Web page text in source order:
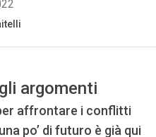
argomenti
affrontare i conflitti
po’ di futuro è già qui